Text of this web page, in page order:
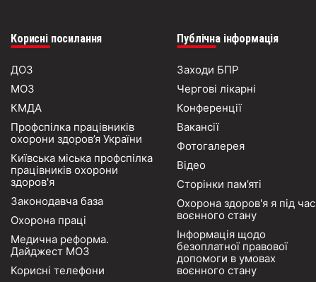
Корисні посилання
ДОЗ
МОЗ
КМДА
Профспілка працівників
охорони здоров’я України
Київська міська профспілка
працівників охорони
здоров'я
Законодавча база
Охорона праці
Медична реформа.
Дайджест МОЗ
Корисні телефони
Публічна інформація
Заходи БПР
Чергові лікарні
Конференції
Вакансії
Фотогалерея
Відео
Сторінки пам’яті
Охорона здоров'я я під час
воєнного стану
Інформація щодо
безоплатної правової
допомоги в умовах
воєнного стану